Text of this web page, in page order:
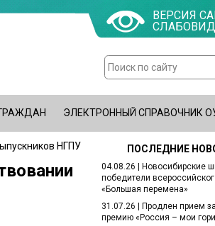
Форма
поиска
Поиск
ВЕРСИЯ
ЭЛЕКТРОННЫЙ СПРАВОЧНИК
НГПУ ПОСЛЕДНИЕ
04.08.26 | Новосибирские
победители
«Большая перемена»
31.07.26 | Продлен прием
премию «Россия – мои